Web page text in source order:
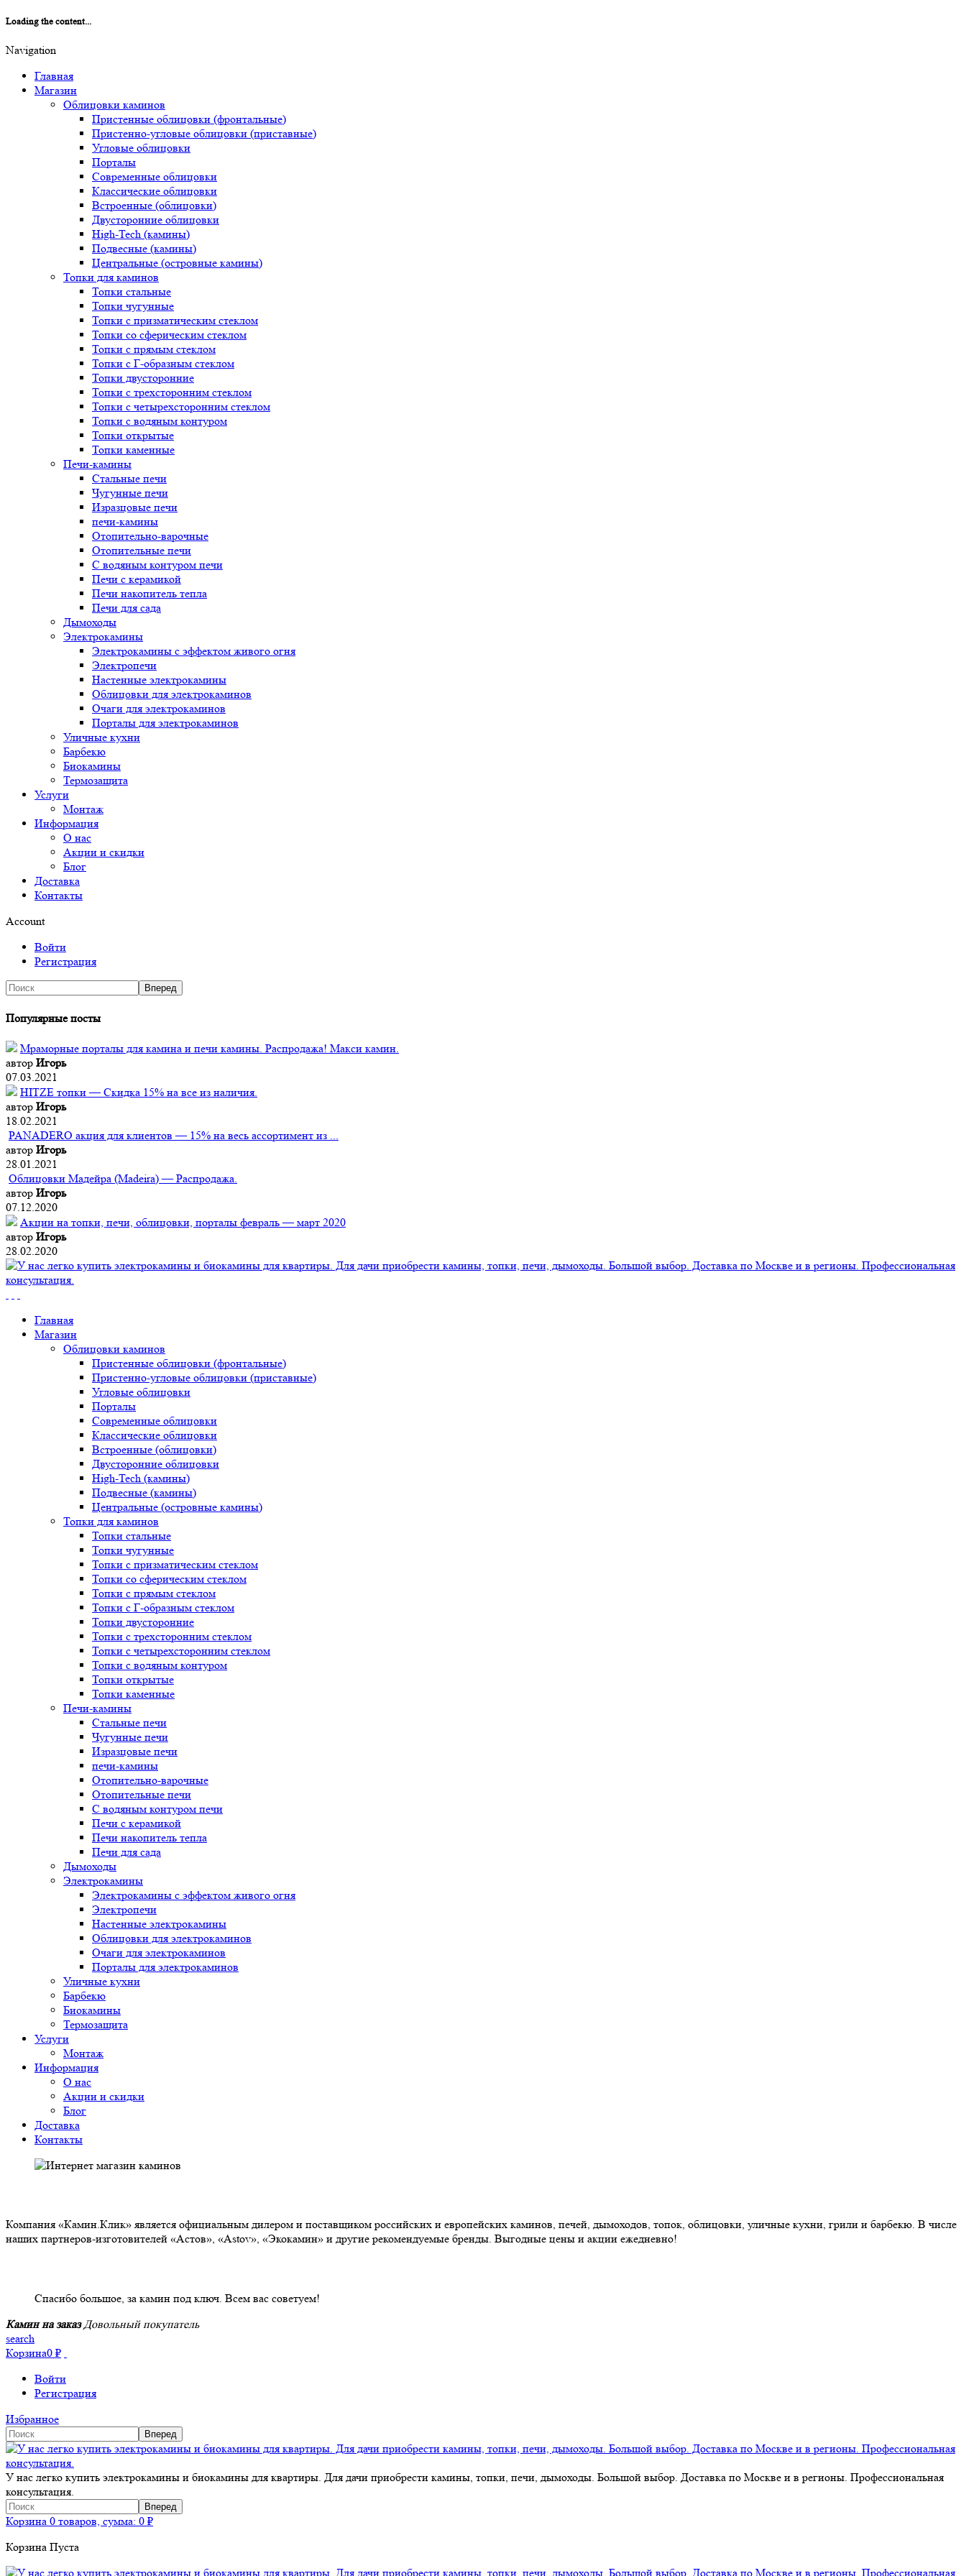
Loading the content...
Navigation
Главная
Магазин
Облицовки каминов
Пристенные облицовки (фронтальные)
Пристенно-угловые облицовки (приставные)
Угловые облицовки
Порталы
Современные облицовки
Классические облицовки
Встроенные (облицовки)
Двусторонние облицовки
High-Tech (камины)
Подвесные (камины)
Центральные (островные камины)
Топки для каминов
Топки стальные
Топки чугунные
Топки с призматическим стеклом
Топки со сферическим стеклом
Топки с прямым стеклом
Топки с Г-образным стеклом
Топки двусторонние
Топки с трехсторонним стеклом
Топки с четырехсторонним стеклом
Топки с водяным контуром
Топки открытые
Топки каменные
Печи-камины
Стальные печи
Чугунные печи
Изразцовые печи
печи-камины
Отопительно-варочные
Отопительные печи
С водяным контуром печи
Печи с керамикой
Печи накопитель тепла
Печи для сада
Дымоходы
Электрокамины
Электрокамины с эффектом живого огня
Электропечи
Настенные электрокамины
Облицовки для электрокаминов
Очаги для электрокаминов
Порталы для электрокаминов
Уличные кухни
Барбекю
Биокамины
Термозащита
Услуги
Монтаж
Информация
О нас
Акции и скидки
Блог
Доставка
Контакты
Account
Войти
Регистрация
Популярные посты
Мраморные порталы для камина и печи камины. Распродажа! Макси камин.
автор Игорь
07.03.2021
HITZE топки — Скидка 15% на все из наличия.
автор Игорь
18.02.2021
PANADERO акция для клиентов — 15% на весь ассортимент из ...
автор Игорь
28.01.2021
Облицовки Мадейра (Мadeira) — Распродажа.
автор Игорь
07.12.2020
Акции на топки, печи, облицовки, порталы февраль — март 2020
автор Игорь
28.02.2020
Главная
Магазин
Облицовки каминов
Пристенные облицовки (фронтальные)
Пристенно-угловые облицовки (приставные)
Угловые облицовки
Порталы
Современные облицовки
Классические облицовки
Встроенные (облицовки)
Двусторонние облицовки
High-Tech (камины)
Подвесные (камины)
Центральные (островные камины)
Топки для каминов
Топки стальные
Топки чугунные
Топки с призматическим стеклом
Топки со сферическим стеклом
Топки с прямым стеклом
Топки с Г-образным стеклом
Топки двусторонние
Топки с трехсторонним стеклом
Топки с четырехсторонним стеклом
Топки с водяным контуром
Топки открытые
Топки каменные
Печи-камины
Стальные печи
Чугунные печи
Изразцовые печи
печи-камины
Отопительно-варочные
Отопительные печи
С водяным контуром печи
Печи с керамикой
Печи накопитель тепла
Печи для сада
Дымоходы
Электрокамины
Электрокамины с эффектом живого огня
Электропечи
Настенные электрокамины
Облицовки для электрокаминов
Очаги для электрокаминов
Порталы для электрокаминов
Уличные кухни
Барбекю
Биокамины
Термозащита
Услуги
Монтаж
Информация
О нас
Акции и скидки
Блог
Доставка
Контакты
Компания «Камин.Клик» является официальным дилером и поставщиком российских и европейских каминов, печей, дымоходов, топок, облицовки, уличные кухни, грили и барбекю. В числе
наших партнеров-изготовителей «Астов», «Astov», «Экокамин» и другие рекомендуемые бренды. Выгодные цены и акции ежедневно!
Спасибо большое, за камин под ключ. Всем вас советуем!
Камин на заказ Довольный покупатель
search
Корзина0 ₽
Войти
Регистрация
Избранное
У нас легко купить электрокамины и биокамины для квартиры. Для дачи приобрести камины, топки, печи, дымоходы. Большой выбор. Доставка по Москве и в регионы. Профессиональная
консультация.
Корзина 0 товаров, сумма: 0 ₽
Корзина Пуста